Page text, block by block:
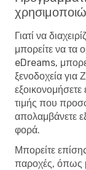
Γιατί να
μπορείτε να τα
eDreams,
ξενοδοχεία για
τιμής που
απολαμβάνετε
φορά.
Μπορείτε
παροχές, όπως